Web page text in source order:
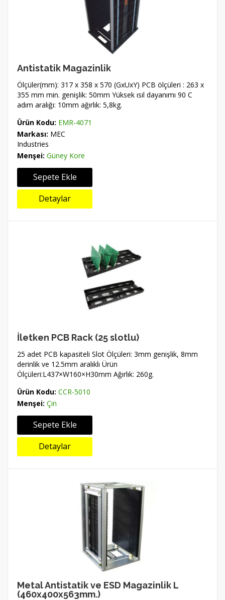
Antistatik Magazinlik
Ölçüler(mm): 317 x 358 x 570 (GxUxY) PCB ölçüleri : 263 x
355 mm min. genişlik: 50mm Yüksek ısıl dayanımı 90 C
adım aralığı: 10mm ağırlık: 5,8kg.
Ürün Kodu: EMR-4071
Markası: MEC
Industries
Menşei: Güney Kore
Sepete Ekle
Detaylar
İletken PCB Rack (25 slotlu)
25 adet PCB kapasiteli Slot Ölçüleri: 3mm genişlik, 8mm
derinlik ve 12.5mm aralıklı Ürün
Ölçüleri:L437×W160×H30mm Ağırlık: 260g.
Ürün Kodu: CCR-5010
Menşei: Çin
Sepete Ekle
Detaylar
Metal Antistatik ve ESD Magazinlik L
(460x400x563mm.)